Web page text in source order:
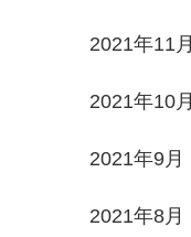
2021年11月
2021年10月
2021年9月
2021年8月